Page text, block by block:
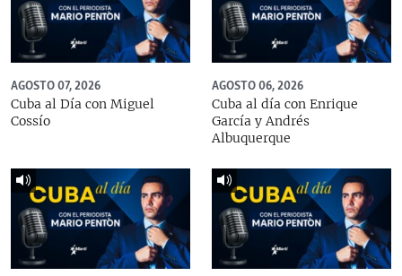
AGOSTO 07, 2026
Cuba al Día con Miguel
Cossío
AGOSTO 06, 2026
Cuba al día con Enrique
García y Andrés
Albuquerque